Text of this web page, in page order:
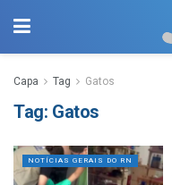
Capa Tag Gatos
Tag: Gatos
NOTÍCIAS GERAIS DO RN